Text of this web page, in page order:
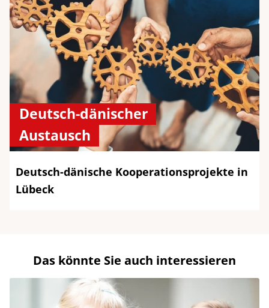
Deutsch-dänischer
Austausch
Deutsch-dänische Kooperationsprojekte in
Lübeck
Das könnte Sie auch interessieren